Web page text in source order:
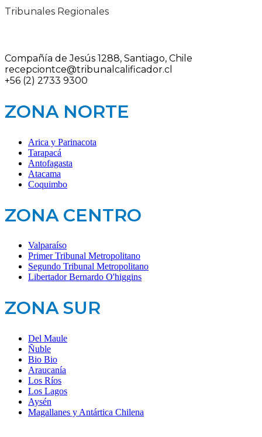
Tribunales Regionales
Compañía de Jesús 1288, Santiago, Chile
recepciontce@tribunalcalificador.cl
+56 (2) 2733 9300
ZONA NORTE
Arica y Parinacota
Tarapacá
Antofagasta
Atacama
Coquimbo
ZONA CENTRO
Valparaíso
Primer Tribunal Metropolitano
Segundo Tribunal Metropolitano
Libertador Bernardo O'higgins
ZONA SUR
Del Maule
Ñuble
Bio Bio
Araucanía
Los Ríos
Los Lagos
Aysén
Magallanes y Antártica Chilena